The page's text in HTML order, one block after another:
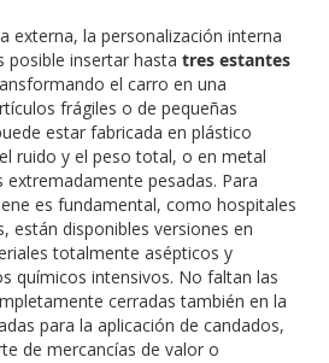
externa, la personalización interna
posible insertar hasta tres estantes
el carro en una
frágiles o de pequeñas
estar fabricada en plástico
ruido y el peso total, o en metal
extremadamente pesadas. Para
es fundamental, como hospitales
están disponibles versiones en
totalmente asépticos y
químicos intensivos. No faltan las
cerradas también en la
para la aplicación de candados,
de mercancías de valor o